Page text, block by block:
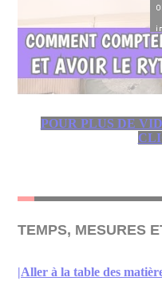
POUR PLUS DE
TEMPS, MESURES
|Aller à la table des